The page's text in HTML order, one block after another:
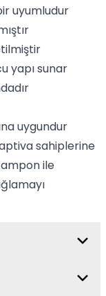
uyumludur
yapı sunar
uygundur
sahiplerine
ile